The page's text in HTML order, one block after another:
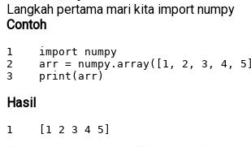
Langkah pertama mari kita import numpy
Contoh
1    import numpy
2    arr = numpy.array([1, 2, 3, 4,
3    print(arr)
Hasil
1    [1 2 3 4 5]